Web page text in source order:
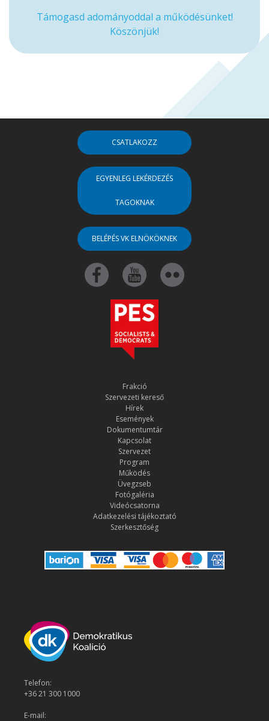
Támogasd adományoddal a működésünket!
Köszönjük!
CSATLAKOZZ
EGYENLEG LEKÉRDEZÉS
TAGOKNAK
BELÉPÉS VK ELNÖKÖKNEK
Frakció
Szervezeti kereső
Hírek
Események
Dokumentumtár
Kapcsolat
Szervezet
Program
Működés
Üvegzseb
Fotógaléria
Videócsatorna
Adatkezelési tájékoztató
Szerkesztőség
Telefon:
+36 21 300 1000
E-mail: